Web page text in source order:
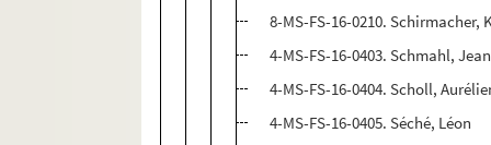
8-MS-FS-16-0210. Schirmacher,
4-MS-FS-16-0403. Schmahl,
4-MS-FS-16-0404. Scholl,
4-MS-FS-16-0405. Séché, Léon